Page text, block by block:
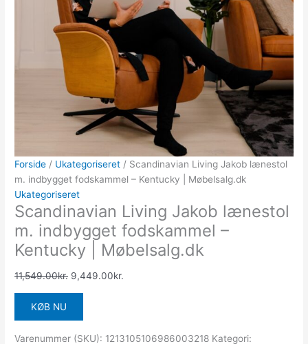
Forside / Ukategoriseret / Scandinavian Living Jakob lænestol
m. indbygget fodskammel – Kentucky | Møbelsalg.dk
Ukategoriseret
Scandinavian Living Jakob lænestol
m. indbygget fodskammel –
Kentucky | Møbelsalg.dk
11,549.00kr. 9,449.00kr.
KØB NU
Varenummer (SKU): 1213105106986003218 Kategori: